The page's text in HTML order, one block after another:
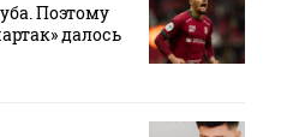
Поэтому
далось